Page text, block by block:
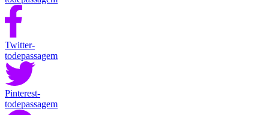
Twitter-
todepassagem
Pinterest-
todepassagem